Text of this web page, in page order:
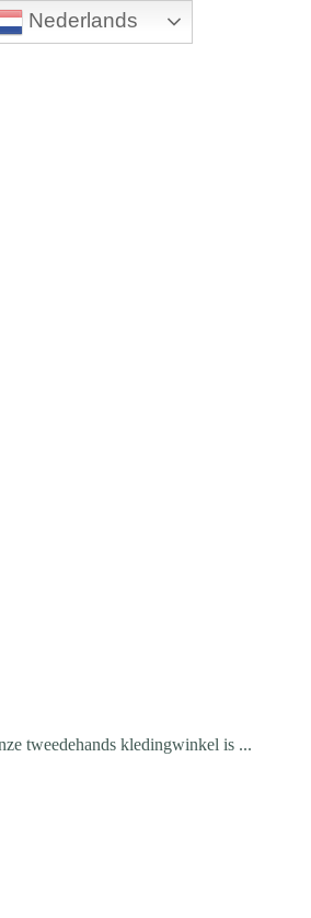
Nederlands
tweedehands kledingwinkel is ...